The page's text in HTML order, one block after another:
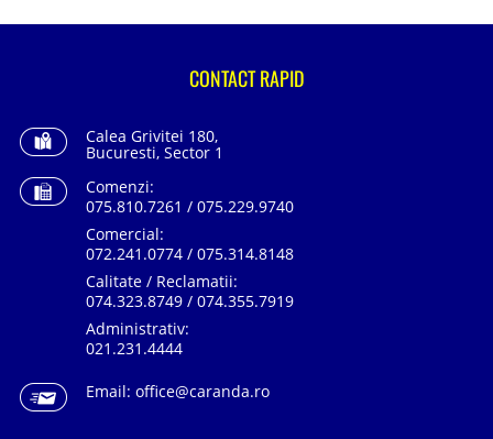
CONTACT RAPID
Calea Grivitei 180,
Bucuresti, Sector 1
Comenzi:
075.810.7261 / 075.229.9740
Comercial:
072.241.0774 / 075.314.8148
Calitate / Reclamatii:
074.323.8749 / 074.355.7919
Administrativ:
021.231.4444
Email: office@caranda.ro